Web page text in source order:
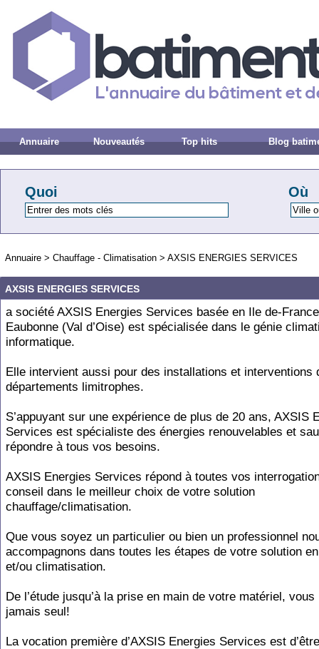
Annuaire Nouveautés Top hits Blog
Quoi Où
Annuaire > Chauffage - Climatisation > AXSIS ENERGIES SERVICES
AXSIS ENERGIES SERVICES
a société AXSIS Energies Services basée en Ile de-
Eaubonne (Val d’Oise) est spécialisée dans le génie
informatique.
Elle intervient aussi pour des installations et interventions
départements limitrophes.
S’appuyant sur une expérience de plus de 20 ans, AXSIS
Services est spécialiste des énergies renouvelables et
répondre à tous vos besoins.
AXSIS Energies Services répond à toutes vos
conseil dans le meilleur choix de votre solution
chauffage/climatisation.
Que vous soyez un particulier ou bien un professionnel
accompagnons dans toutes les étapes de votre solution
et/ou climatisation.
De l’étude jusqu’à la prise en main de votre matériel,
jamais seul!
La vocation première d’AXSIS Energies Services est